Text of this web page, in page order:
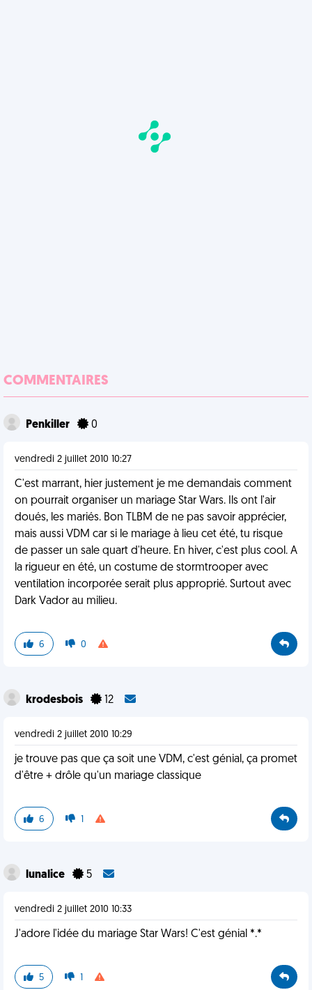
COMMENTAIRES
Penkiller 0
vendredi 2 juillet 2010 10:27
C'est marrant, hier justement je me demandais comment
on pourrait organiser un mariage Star Wars. Ils ont l'air
doués, les mariés. Bon TLBM de ne pas savoir apprécier,
mais aussi VDM car si le mariage à lieu cet été, tu risque
de passer un sale quart d'heure. En hiver, c'est plus cool. A
la rigueur en été, un costume de stormtrooper avec
ventilation incorporée serait plus approprié. Surtout avec
Dark Vador au milieu.
6 0
krodesbois 12
vendredi 2 juillet 2010 10:29
je trouve pas que ça soit une VDM, c'est génial, ça promet
d'être + drôle qu'un mariage classique
6 1
lunalice 5
vendredi 2 juillet 2010 10:33
J'adore l'idée du mariage Star Wars! C'est génial *.*
5 1